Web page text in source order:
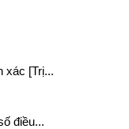
xác [Trị...
điều...